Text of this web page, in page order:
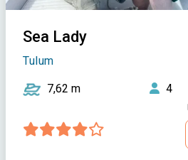
Sea Lady
Tulum
7,62 m 4